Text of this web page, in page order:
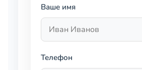
Ваше имя
Телефон